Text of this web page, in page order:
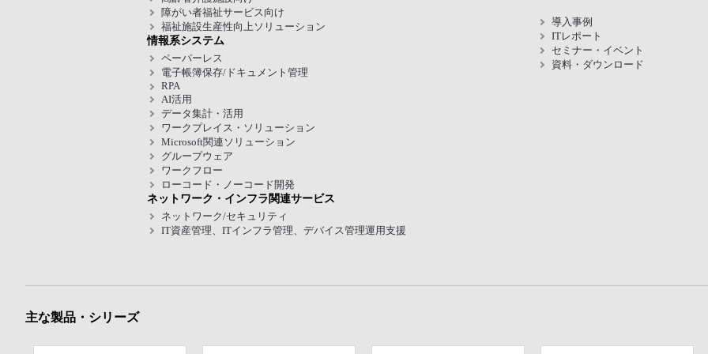
障がい者福祉サービス向け
福祉施設生産性向上ソリューション
情報系システム
ペーパーレス
電子帳簿保存/ドキュメント管理
RPA
AI活用
データ集計・活用
ワークプレイス・ソリューション
Microsoft関連ソリューション
グループウェア
ワークフロー
ローコード・ノーコード開発
ネットワーク・インフラ関連サービス
ネットワーク/セキュリティ
IT資産管理、ITインフラ管理、デバイス管理運用支援
導入事例
ITレポート
セミナー・イベント
資料・ダウンロード
主な製品・シリーズ